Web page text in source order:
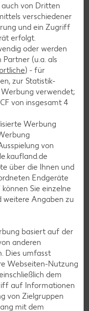
für jeden
natürlich nicht
Blattsalaten,
Kartoffelsalat,
desto besser. Der
werden, sondern
Rost landen:
und Aceto
Spargel mit Kartoffeln
Alternative zu
Blattsalaten und
und veganen
sichPflanzenöle
zum Beispiel
und Apfeldicksaft,
getrocknete Kräuter
Süße in Dressing
zurückgreifen,
Ahornsirup. Zum
von Dritten
verschiedener
und ein Zugriff
erfolgt.
oder werden
(u.a. als
) - für
zur Statistik-
verwendet;
von insgesamt 4
Werbung
von
über die Ihnen und
Endgeräte
Sie einzelne
weitere Angaben zu
basiert auf der
anderen
Dies umfasst
Webseiten-Nutzung
dem
auf Informationen
von Zielgruppen
mit dem